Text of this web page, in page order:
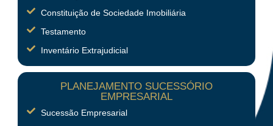
Constituição de Sociedade Imobiliária
Testamento
Inventário Extrajudicial
PLANEJAMENTO SUCESSÓRIO
EMPRESARIAL
Sucessão Empresarial